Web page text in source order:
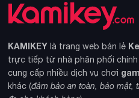
KAMIKEY là trang web bán lẻ
trực tiếp từ nhà phân phối
cung cấp nhiều dịch vụ chơi
khác (đảm bảo an toàn, bảo mật,